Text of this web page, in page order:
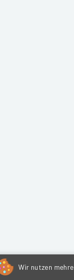
Wir nutzen